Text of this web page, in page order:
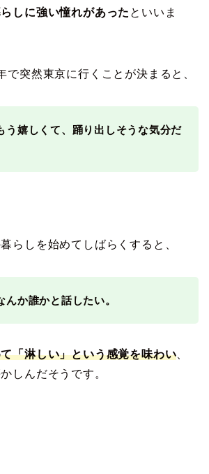
しに強い憧れがあった といいま
で突然東京に行くことが決まると、
う嬉しくて、踊り出しそうな気分だ
らしを始めてしばらくすると、
んか誰かと話したい。
「淋しい」という感覚を味わい
しんだそうです。